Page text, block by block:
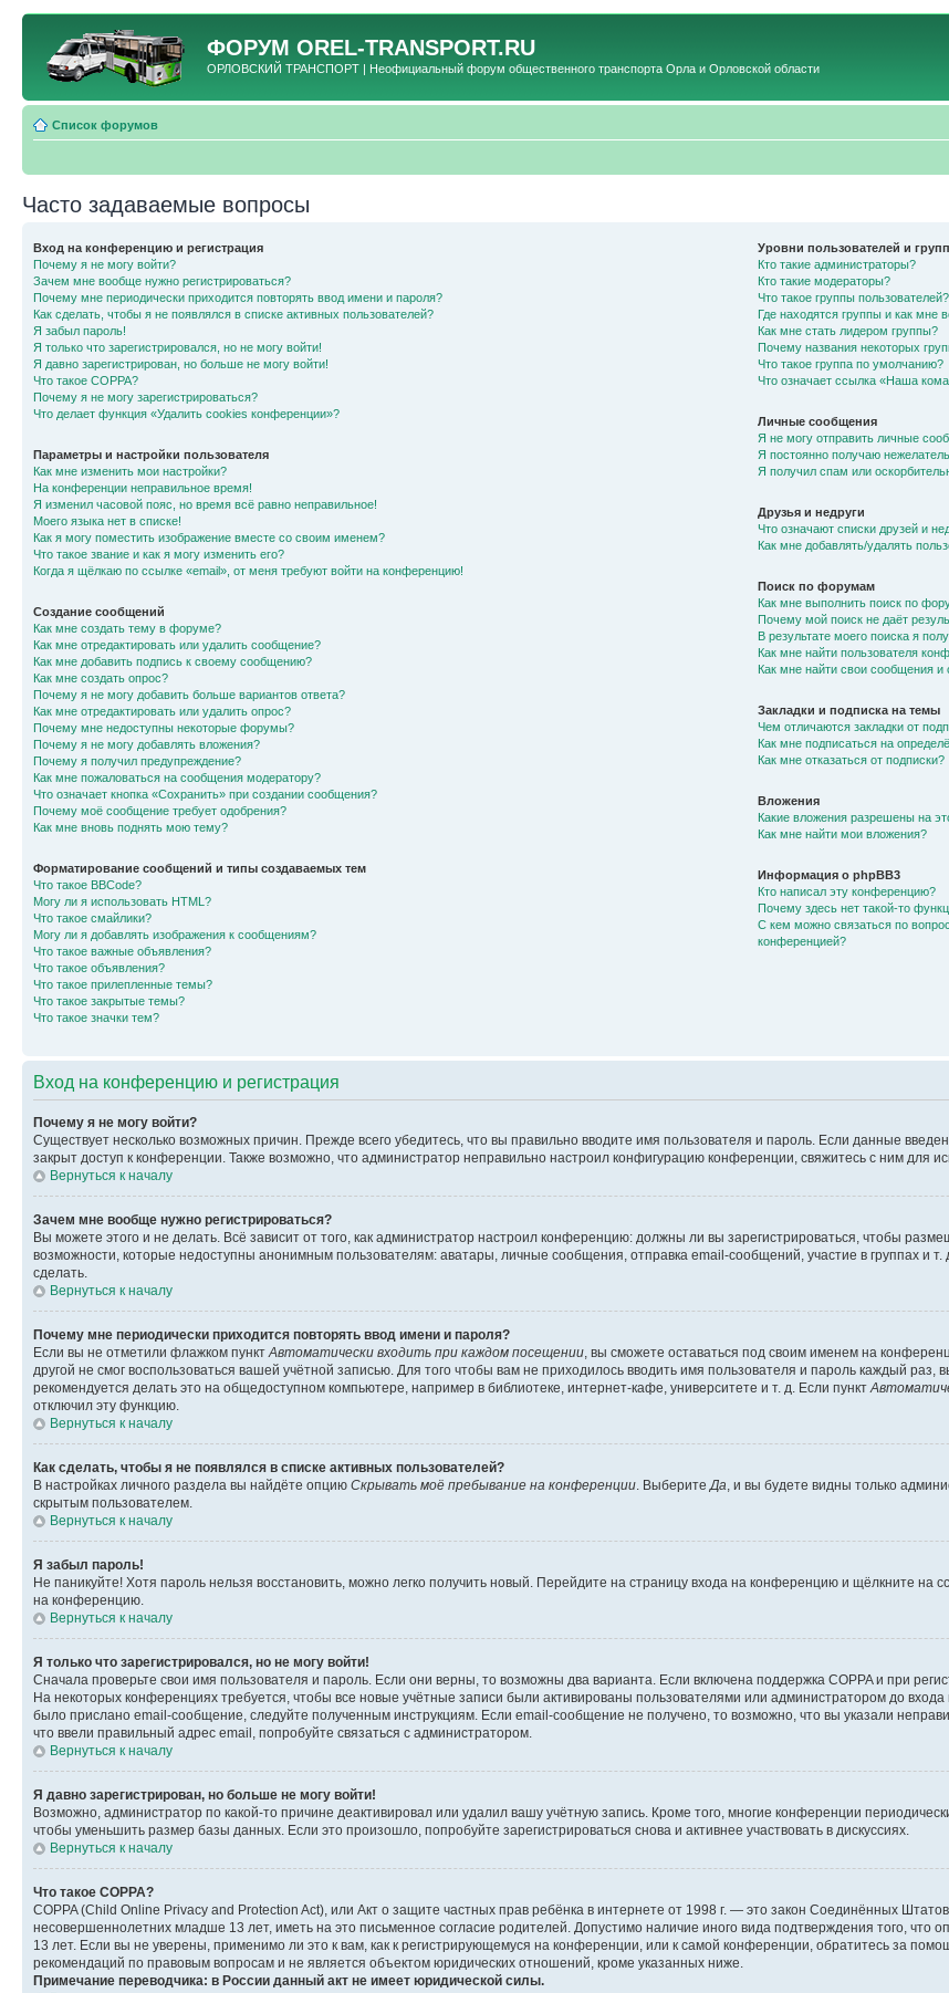
ФОРУМ OREL-TRANSPORT.RU
ОРЛОВСКИЙ ТРАНСПОРТ | Неофициальный форум общественного транспорта Орла и Орловской области
Список форумов
Часто задаваемые вопросы
Вход на конференцию и регистрация
Почему я не могу войти?
Зачем мне вообще нужно регистрироваться?
Почему мне периодически приходится повторять ввод имени и пароля?
Как сделать, чтобы я не появлялся в списке активных пользователей?
Я забыл пароль!
Я только что зарегистрировался, но не могу войти!
Я давно зарегистрирован, но больше не могу войти!
Что такое COPPA?
Почему я не могу зарегистрироваться?
Что делает функция «Удалить cookies конференции»?
Параметры и настройки пользователя
Как мне изменить мои настройки?
На конференции неправильное время!
Я изменил часовой пояс, но время всё равно неправильное!
Моего языка нет в списке!
Как я могу поместить изображение вместе со своим именем?
Что такое звание и как я могу изменить его?
Когда я щёлкаю по ссылке «email», от меня требуют войти на конференцию!
Создание сообщений
Как мне создать тему в форуме?
Как мне отредактировать или удалить сообщение?
Как мне добавить подпись к своему сообщению?
Как мне создать опрос?
Почему я не могу добавить больше вариантов ответа?
Как мне отредактировать или удалить опрос?
Почему мне недоступны некоторые форумы?
Почему я не могу добавлять вложения?
Почему я получил предупреждение?
Как мне пожаловаться на сообщения модератору?
Что означает кнопка «Сохранить» при создании сообщения?
Почему моё сообщение требует одобрения?
Как мне вновь поднять мою тему?
Форматирование сообщений и типы создаваемых тем
Что такое BBCode?
Могу ли я использовать HTML?
Что такое смайлики?
Могу ли я добавлять изображения к сообщениям?
Что такое важные объявления?
Что такое объявления?
Что такое прилепленные темы?
Что такое закрытые темы?
Что такое значки тем?
Уровни пользователей и
Кто такие администраторы?
Кто такие модераторы?
Что такое группы пользователей?
Где находятся группы и как мне
Как мне стать лидером группы?
Почему названия некоторых
Что такое группа по умолчанию?
Что означает ссылка «Наша
Личные сообщения
Я не могу отправить личные
Я постоянно получаю
Я получил спам или
Друзья и недруги
Что означают списки друзей и
Как мне добавлять/удалять
Поиск по форумам
Как мне выполнить поиск по
Почему мой поиск не даёт
В результате моего поиска я
Как мне найти пользователя
Как мне найти свои сообщения
Закладки и подписка на темы
Чем отличаются закладки от
Как мне подписаться на
Как мне отказаться от подписки?
Вложения
Какие вложения разрешены на
Как мне найти мои вложения?
Информация о phpBB3
Кто написал эту конференцию?
Почему здесь нет такой-то
С кем можно связаться по
конференцией?
Вход на конференцию и регистрация
Почему я не могу войти?
Существует несколько возможных причин. Прежде всего убедитесь, что вы правильно вводите имя пользователя и пароль. Если данные
закрыт доступ к конференции. Также возможно, что администратор неправильно настроил конфигурацию конференции, свяжитесь с ним для
Вернуться к началу
Зачем мне вообще нужно регистрироваться?
Вы можете этого и не делать. Всё зависит от того, как администратор настроил конференцию: должны ли вы зарегистрироваться, чтобы
возможности, которые недоступны анонимным пользователям: аватары, личные сообщения, отправка email-сообщений, участие в группах и т.
сделать.
Вернуться к началу
Почему мне периодически приходится повторять ввод имени и пароля?
Если вы не отметили флажком пункт Автоматически входить при каждом посещении , вы сможете оставаться под своим именем на
другой не смог воспользоваться вашей учётной записью. Для того чтобы вам не приходилось вводить имя пользователя и пароль каждый
рекомендуется делать это на общедоступном компьютере, например в библиотеке, интернет-кафе, университете и т. д. Если пункт
отключил эту функцию.
Вернуться к началу
Как сделать, чтобы я не появлялся в списке активных пользователей?
В настройках личного раздела вы найдёте опцию Скрывать моё пребывание на конференции . Выберите Да , и вы будете видны только
скрытым пользователем.
Вернуться к началу
Я забыл пароль!
Не паникуйте! Хотя пароль нельзя восстановить, можно легко получить новый. Перейдите на страницу входа на конференцию и щёлкните на
на конференцию.
Вернуться к началу
Я только что зарегистрировался, но не могу войти!
Сначала проверьте свои имя пользователя и пароль. Если они верны, то возможны два варианта. Если включена поддержка COPPA и при
На некоторых конференциях требуется, чтобы все новые учётные записи были активированы пользователями или администратором до
было прислано email-сообщение, следуйте полученным инструкциям. Если email-сообщение не получено, то возможно, что вы указали
что ввели правильный адрес email, попробуйте связаться с администратором.
Вернуться к началу
Я давно зарегистрирован, но больше не могу войти!
Возможно, администратор по какой-то причине деактивировал или удалил вашу учётную запись. Кроме того, многие конференции
чтобы уменьшить размер базы данных. Если это произошло, попробуйте зарегистрироваться снова и активнее участвовать в дискуссиях.
Вернуться к началу
Что такое COPPA?
COPPA (Child Online Privacy and Protection Act), или Акт о защите частных прав ребёнка в интернете от 1998 г. — это закон Соединённых
несовершеннолетних младше 13 лет, иметь на это письменное согласие родителей. Допустимо наличие иного вида подтверждения того,
13 лет. Если вы не уверены, применимо ли это к вам, как к регистрирующемуся на конференции, или к самой конференции, обратитесь за
рекомендаций по правовым вопросам и не является объектом юридических отношений, кроме указанных ниже.
Примечание переводчика: в России данный акт не имеет юридической силы.